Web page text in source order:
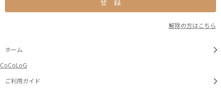
解除の方はこちら
ホーム
CoCoLoG
ご利用ガイド